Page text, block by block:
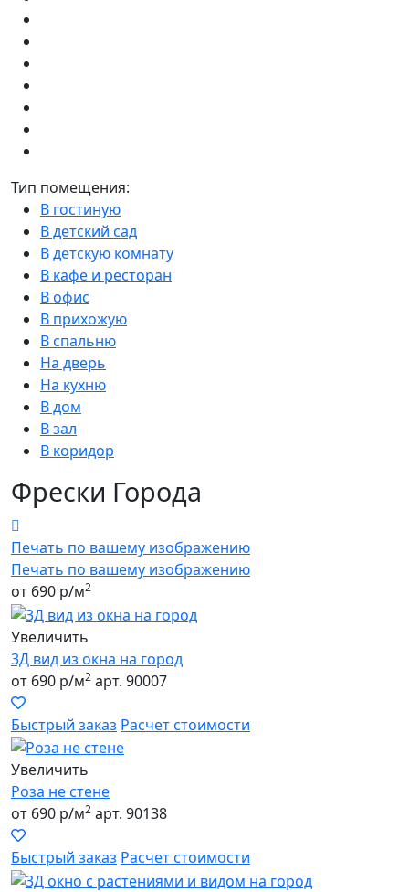
Тип помещения:
В гостиную
В детский сад
В детскую комнату
В кафе и ресторан
В офис
В прихожую
В спальню
На дверь
На кухню
В дом
В зал
В коридор
Фрески Города
Печать по вашему изображению
Печать по вашему изображению
от 690 р/м2
Увеличить
3Д вид из окна на город
от 690 р/м2 арт. 90007
Быстрый заказ Расчет стоимости
Увеличить
Роза не стене
от 690 р/м2 арт. 90138
Быстрый заказ Расчет стоимости